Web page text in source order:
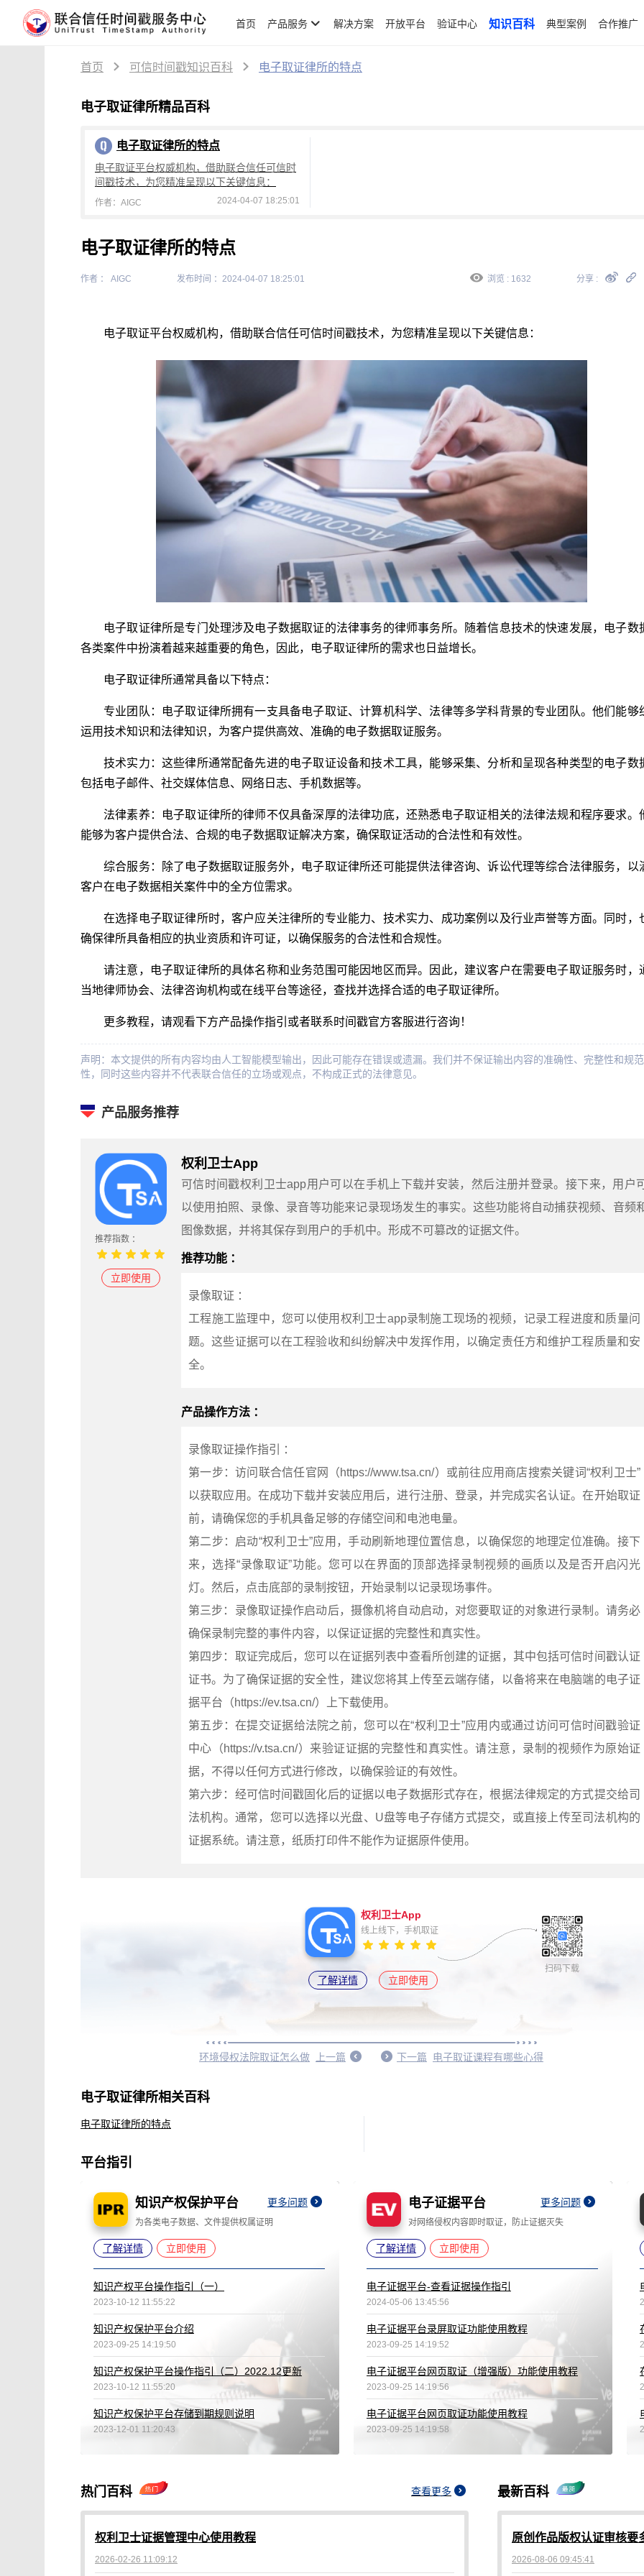
首页 产品服务 解决方案 开放平台 验证中心 知识百科 典型案例 合作推广
首页 可信时间戳知识百科 电子取证律所的特点
电子取证律所精品百科
电子取证律所的特点
电子取证平台权威机构，借助联合信任可信时
间戳技术，为您精准呈现以下关键信息：
作者：AIGC 2024-04-07 18:25:01
电子取证律所的特点
作者 ： AIGC 发布时间 ：2024-04-07 18:25:01 浏览 : 1632 分享 :
电子取证平台权威机构，借助联合信任可信时间戳技术，为您精准呈现以下关键信息：
电子取证律所是专门处理涉及电子数据取证的法律事务的律师事务所。随着信息技术的快速发展，电子数
各类案件中扮演着越来越重要的角色，因此，电子取证律所的需求也日益增长。
电子取证律所通常具备以下特点：
专业团队：电子取证律所拥有一支具备电子取证、计算机科学、法律等多学科背景的专业团队。他们能够
运用技术知识和法律知识，为客户提供高效、准确的电子数据取证服务。
技术实力：这些律所通常配备先进的电子取证设备和技术工具，能够采集、分析和呈现各种类型的电子数
包括电子邮件、社交媒体信息、网络日志、手机数据等。
法律素养：电子取证律所的律师不仅具备深厚的法律功底，还熟悉电子取证相关的法律法规和程序要求。
能够为客户提供合法、合规的电子数据取证解决方案，确保取证活动的合法性和有效性。
综合服务：除了电子数据取证服务外，电子取证律所还可能提供法律咨询、诉讼代理等综合法律服务，以
客户在电子数据相关案件中的全方位需求。
在选择电子取证律所时，客户应关注律所的专业能力、技术实力、成功案例以及行业声誉等方面。同时，
确保律所具备相应的执业资质和许可证，以确保服务的合法性和合规性。
请注意，电子取证律所的具体名称和业务范围可能因地区而异。因此，建议客户在需要电子取证服务时，
当地律师协会、法律咨询机构或在线平台等途径，查找并选择合适的电子取证律所。
更多教程，请观看下方产品操作指引或者联系时间戳官方客服进行咨询！
声明：本文提供的所有内容均由人工智能模型输出，因此可能存在错误或遗漏。我们并不保证输出内容的准确性、完整性和规范
性，同时这些内容并不代表联合信任的立场或观点，不构成正式的法律意见。
产品服务推荐
推荐指数 ：
立即使用
权利卫士App
可信时间戳权利卫士app用户可以在手机上下载并安装，然后注册并登录。接下来，用户
以使用拍照、录像、录音等功能来记录现场发生的事实。这些功能将自动捕获视频、音频
图像数据，并将其保存到用户的手机中。形成不可篡改的证据文件。
推荐功能 ：
录像取证 ：
工程施工监理中，您可以使用权利卫士app录制施工现场的视频，记录工程进度和质量问
题。这些证据可以在工程验收和纠纷解决中发挥作用，以确定责任方和维护工程质量和安
全。
产品操作方法 ：
录像取证操作指引 ：
第一步：访问联合信任官网（https://www.tsa.cn/）或前往应用商店搜索关键词“权利卫士”
以获取应用。在成功下载并安装应用后，进行注册、登录，并完成实名认证。在开始取证
前，请确保您的手机具备足够的存储空间和电池电量。
第二步：启动“权利卫士”应用，手动刷新地理位置信息，以确保您的地理定位准确。接下
来，选择“录像取证”功能。您可以在界面的顶部选择录制视频的画质以及是否开启闪光
灯。然后，点击底部的录制按钮，开始录制以记录现场事件。
第三步：录像取证操作启动后，摄像机将自动启动，对您要取证的对象进行录制。请务必
确保录制完整的事件内容，以保证证据的完整性和真实性。
第四步：取证完成后，您可以在证据列表中查看所创建的证据，其中包括可信时间戳认证
证书。为了确保证据的安全性，建议您将其上传至云端存储，以备将来在电脑端的电子证
据平台（https://ev.tsa.cn/）上下载使用。
第五步：在提交证据给法院之前，您可以在“权利卫士”应用内或通过访问可信时间戳验证
中心（https://v.tsa.cn/）来验证证据的完整性和真实性。请注意，录制的视频作为原始证
据，不得以任何方式进行修改，以确保验证的有效性。
第六步：经可信时间戳固化后的证据以电子数据形式存在，根据法律规定的方式提交给司
法机构。通常，您可以选择以光盘、U盘等电子存储方式提交，或直接上传至司法机构的
证据系统。请注意，纸质打印件不能作为证据原件使用。
权利卫士App
线上线下，手机取证
了解详情 立即使用
扫码下载
环境侵权法院取证怎么做 上一篇 下一篇 电子取证课程有哪些心得
电子取证律所相关百科
电子取证律所的特点
平台指引
知识产权保护平台 更多问题
为各类电子数据、文件提供权属证明
了解详情 立即使用
知识产权平台操作指引（一）
2023-10-12 11:55:22
知识产权保护平台介绍
2023-09-25 14:19:50
知识产权保护平台操作指引（二）2022.12更新
2023-10-12 11:55:20
知识产权保护平台存储到期规则说明
2023-12-01 11:20:43
电子证据平台 更多问题
对网络侵权内容即时取证，防止证据灭失
了解详情 立即使用
电子证据平台-查看证据操作指引
2024-05-06 13:45:56
电子证据平台录屏取证功能使用教程
2023-09-25 14:19:52
电子证据平台网页取证（增强版）功能使用教程
2023-09-25 14:19:56
电子证据平台网页取证功能使用教程
2023-09-25 14:19:58
热门百科 查看更多
权利卫士证据管理中心使用教程
2026-02-26 11:09:12
最新百科
原创作品版权认证审核要
2026-08-06 09:45:41